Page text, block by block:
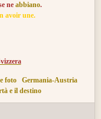
ne abbiano.
avoir une.
foto
Germania-Austria
e il destino